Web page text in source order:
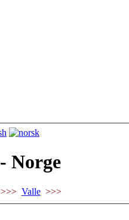
Kommune - Norge
>>> Valle